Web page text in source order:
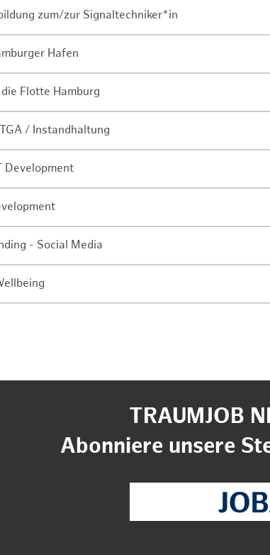
zum/zur Signaltechniker*in
Hafen
Flotte Hamburg
/ Instandhaltung
Development
- Social Media
TRAUMJOB
Abonniere unsere